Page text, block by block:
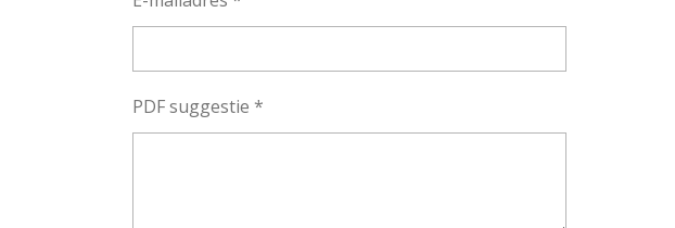
PDF suggestie *